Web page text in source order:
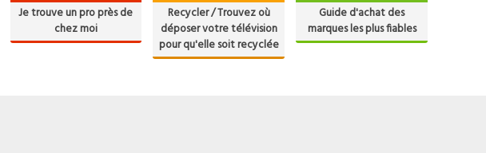
Je trouve un pro près de
chez moi
Recycler / Trouvez où
déposer votre télévision
pour qu'elle soit recyclée
Guide d'achat des
marques les plus fiables